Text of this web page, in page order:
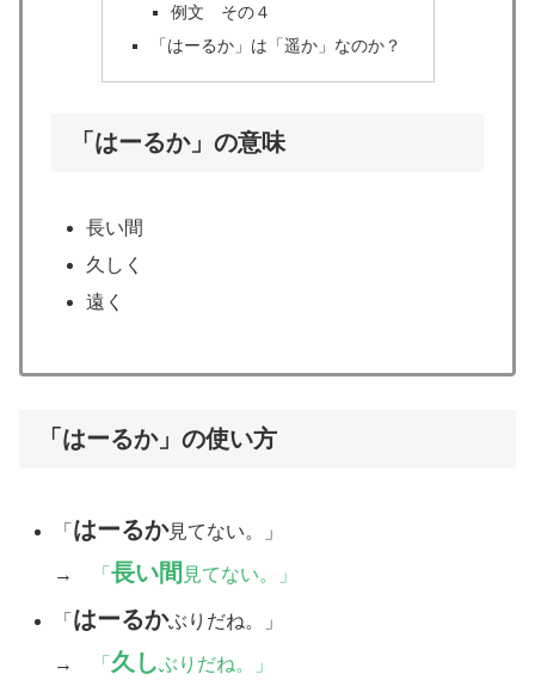
例文 その４
「はーるか」は「遥か」なのか？
「はーるか」の意味
長い間
久しく
遠く
「はーるか」の使い方
「 はーるか見てない。」
→ 「長い間 見てない。」
「 はーるかぶりだね。」
→ 「 久しぶりだね。」